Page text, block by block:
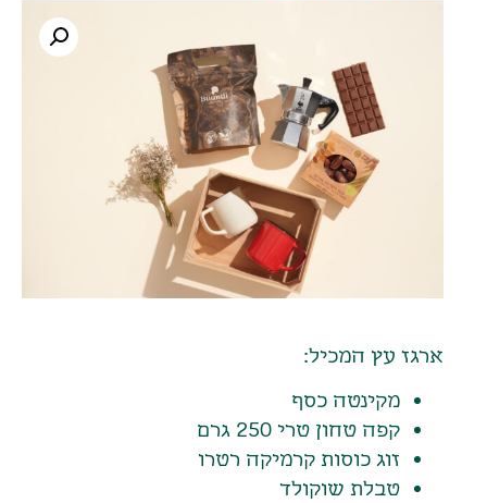
ארגז עץ המכיל:
מקינטה כסף
קפה טחון טרי 250 גרם
זוג כוסות קרמיקה רטרו
טבלת שוקולד